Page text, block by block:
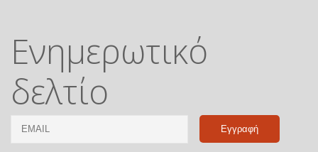
Ενημερωτικό
δελτίο
Email